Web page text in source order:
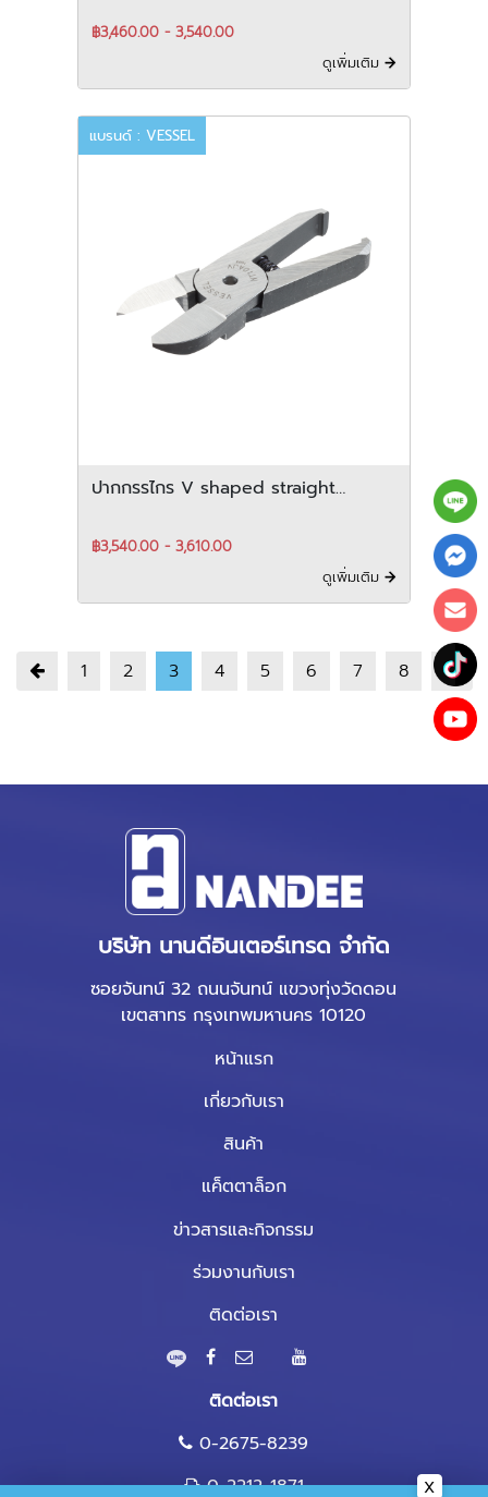
฿3,460.00 - 3,540.00
ดูเพิ่มเติม
แบรนด์ : VESSEL
ปากกรรไกร V shaped straight
฿3,540.00 - 3,610.00
ดูเพิ่มเติม
1 2 3 4 5 6 7 8
บริษัท นานดีอินเตอร์เทรด จำกัด
ซอยจันทน์ 32 ถนนจันทน์ แขวงทุ่งวัดดอน
เขตสาทร กรุงเทพมหานคร 10120
หน้าแรก
เกี่ยวกับเรา
สินค้า
แค็ตตาล็อก
ข่าวสารและกิจกรรม
ร่วมงานกับเรา
ติดต่อเรา
ติดต่อเรา
0-2675-8239
0-2212-1871